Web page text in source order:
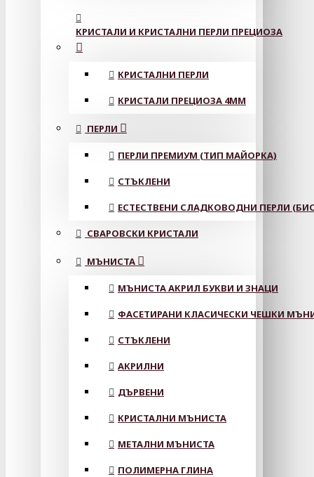
КРИСТАЛИ И КРИСТАЛНИ ПЕРЛИ ПРЕЦИОЗА
КРИСТАЛНИ ПЕРЛИ
КРИСТАЛИ ПРЕЦИОЗА 4ММ
ПЕРЛИ
ПЕРЛИ ПРЕМИУМ (ТИП МАЙОРКА)
СТЪКЛЕНИ
ЕСТЕСТВЕНИ СЛАДКОВОДНИ ПЕРЛИ
СВАРОВСКИ КРИСТАЛИ
МЪНИСТА
МЪНИСТА АКРИЛ БУКВИ И ЗНАЦИ
ФАСЕТИРАНИ КЛАСИЧЕСКИ ЧЕШКИ
СТЪКЛЕНИ
АКРИЛНИ
ДЪРВЕНИ
КРИСТАЛНИ МЪНИСТА
МЕТАЛНИ МЪНИСТА
ПОЛИМЕРНА ГЛИНА